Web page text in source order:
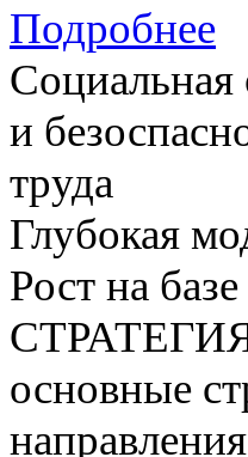
Подробнее
Социальная
и
труда
Глубокая
Рост на
основные
направления